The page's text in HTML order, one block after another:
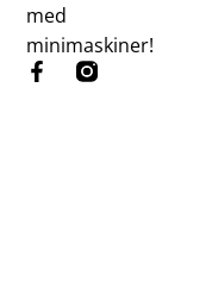
med
minimaskiner!